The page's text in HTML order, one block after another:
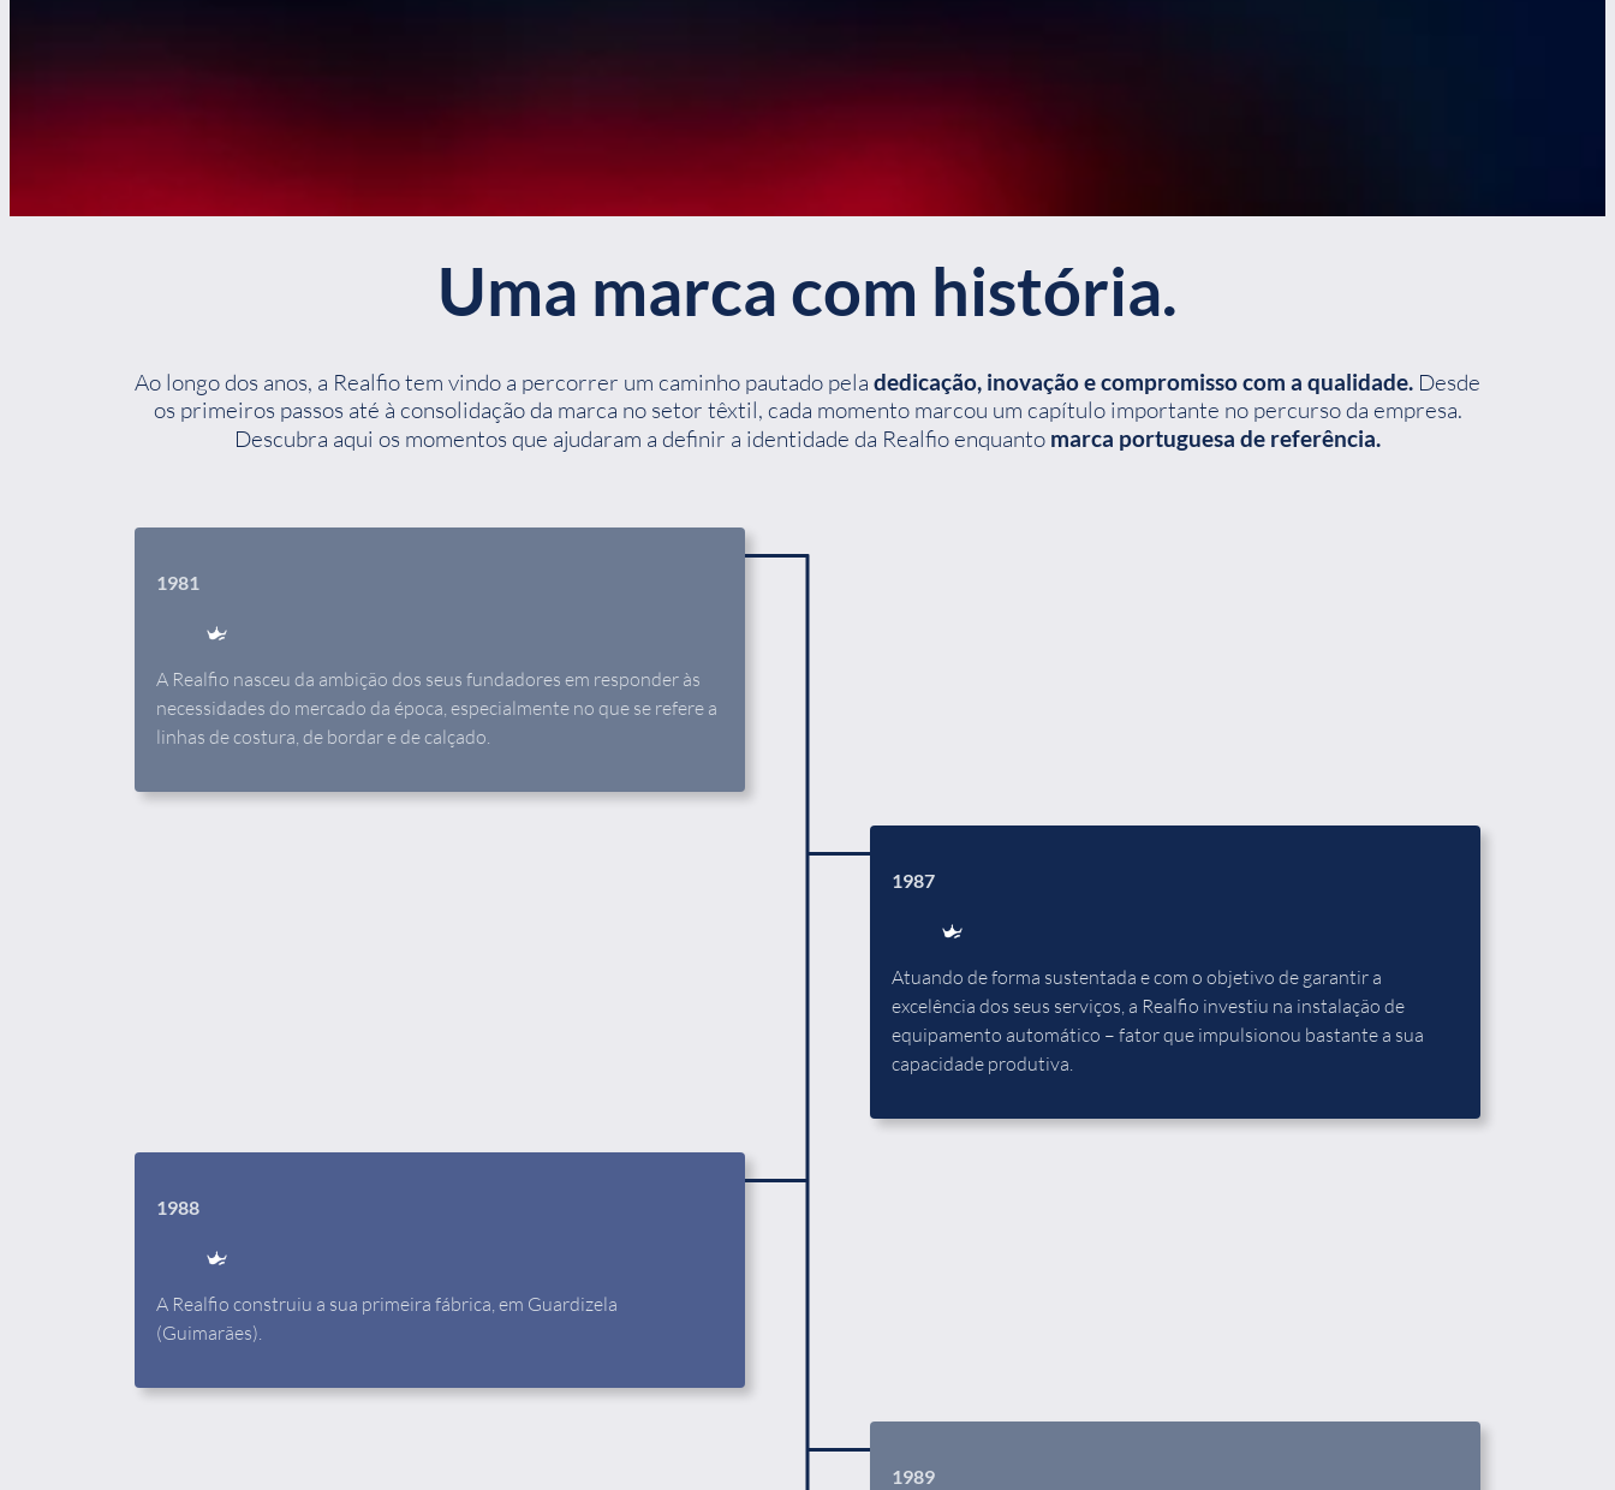
Uma marca com história.
Ao longo dos anos, a Realfio tem vindo a percorrer um caminho pautado pela dedicação, inovação e compromisso com a qualidade. Desde
os primeiros passos até à consolidação da marca no setor têxtil, cada momento marcou um capítulo importante no percurso da empresa.
Descubra aqui os momentos que ajudaram a definir a identidade da Realfio enquanto marca portuguesa de referência.
1981
A Realfio nasceu da ambição dos seus fundadores em responder às
necessidades do mercado da época, especialmente no que se refere a
linhas de costura, de bordar e de calçado.
1987
Atuando de forma sustentada e com o objetivo de garantir a
excelência dos seus serviços, a Realfio investiu na instalação de
equipamento automático – fator que impulsionou bastante a sua
capacidade produtiva.
1988
A Realfio construiu a sua primeira fábrica, em Guardizela
(Guimarães).
1989